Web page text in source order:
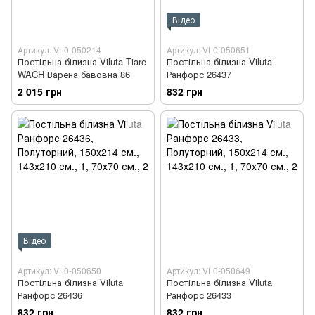
Артикул: VL0-050214
Постільна білизна Viluta Tiare
WACH Варена бавовна 86
2 015 грн
Відео
Артикул: VL0-050651
Постільна білизна Viluta
Ранфорс 26437
832 грн
Відео
Артикул: VL0-050650
Постільна білизна Viluta
Ранфорс 26436
Артикул: VL0-050649
Постільна білизна Viluta
Ранфорс 26433